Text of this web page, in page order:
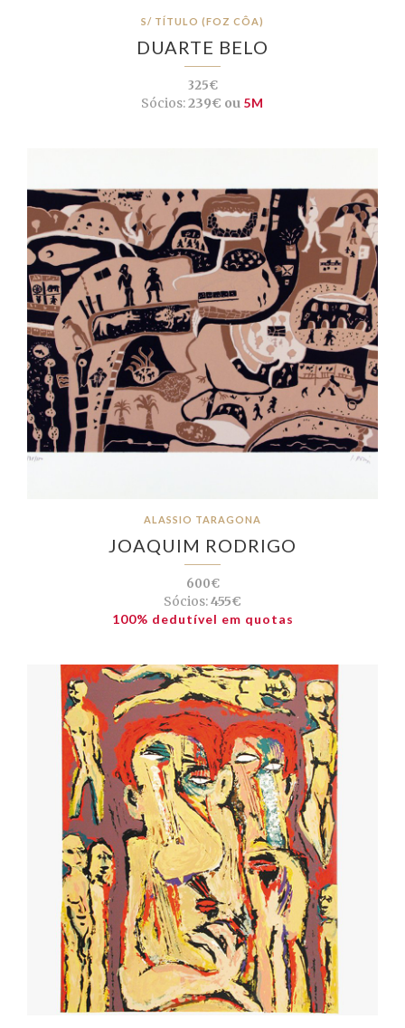
S/ TÍTULO (FOZ CÔA)
DUARTE BELO
325€
Sócios:239€ ou 5M
ALASSIO TARAGONA
JOAQUIM RODRIGO
600€
Sócios:455€
100% dedutível em quotas